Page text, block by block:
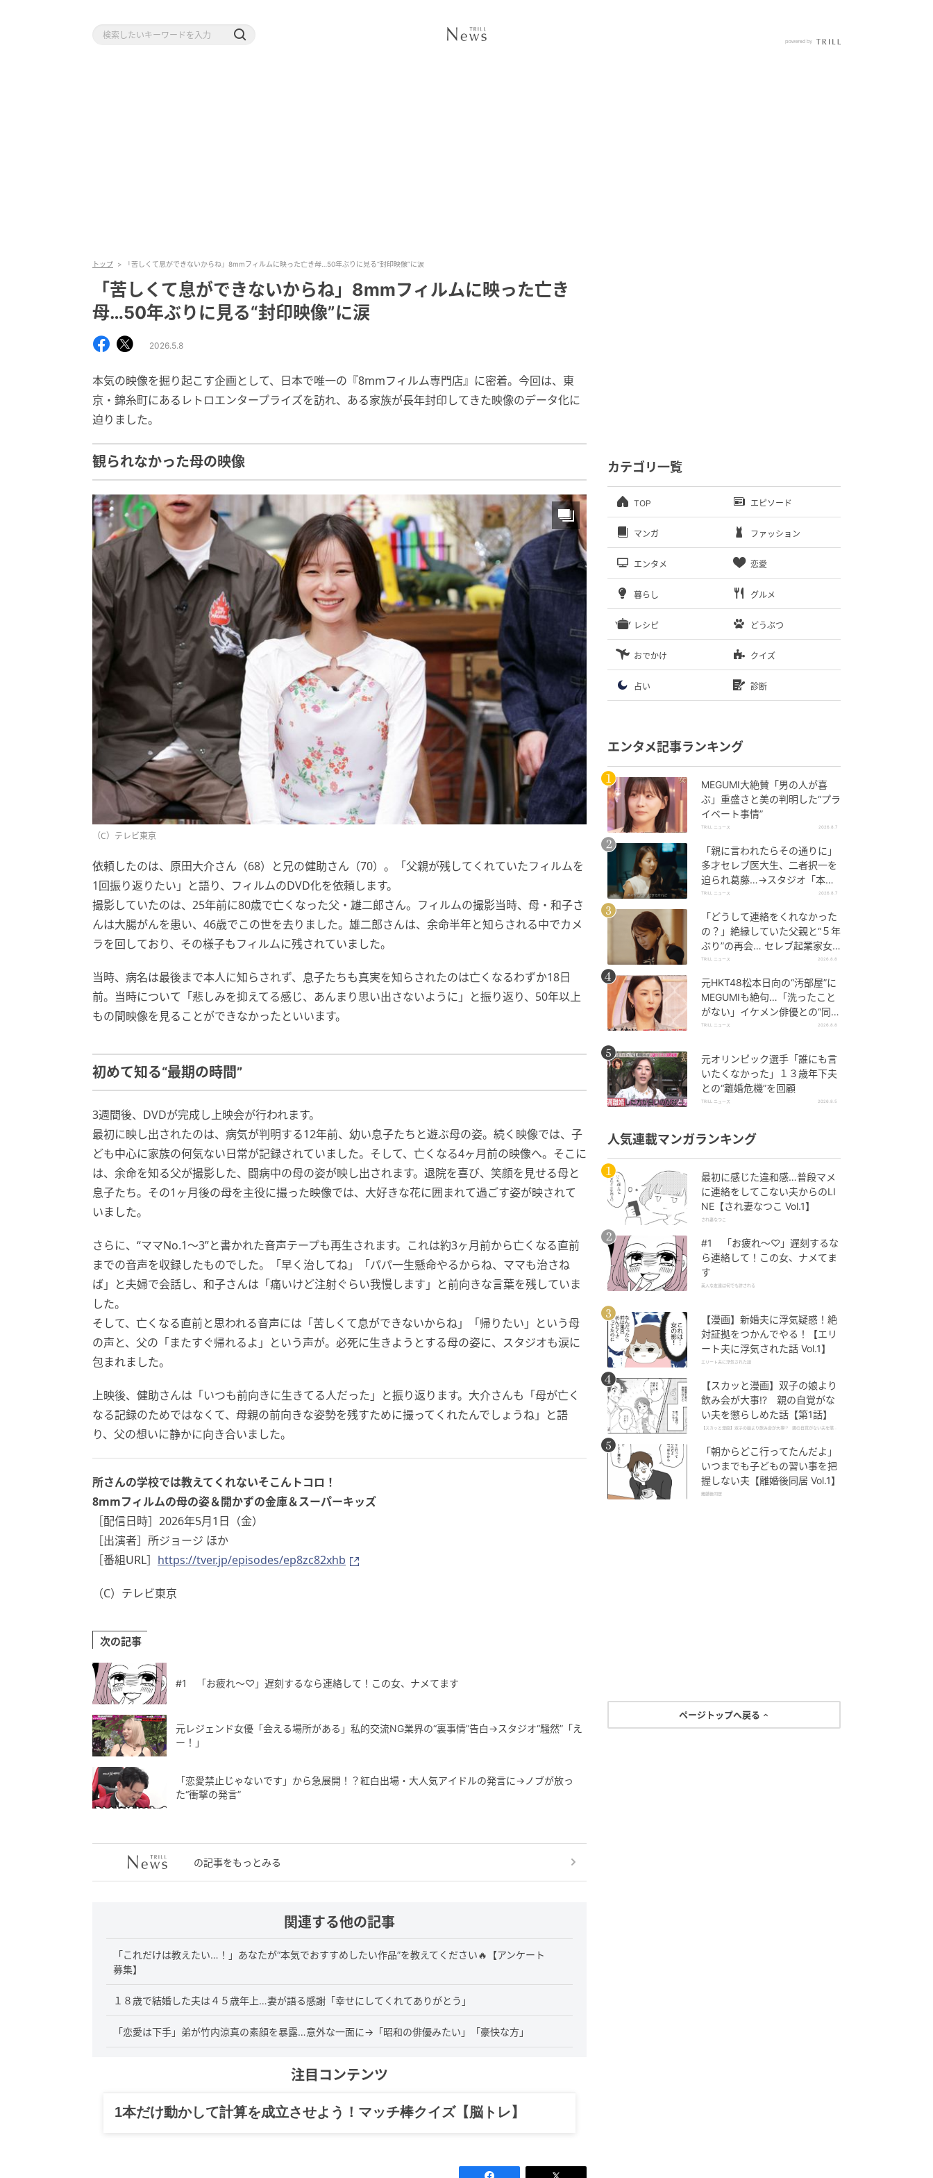
トップ 「苦しくて息ができないからね」8mmフィルムに映った亡き母…50年ぶりに見る“封印映像”に涙
「苦しくて息ができないからね」8mmフィルムに映った亡き
母…50年ぶりに見る“封印映像”に涙
2026.5.8
本気の映像を掘り起こす企画として、日本で唯一の『8mmフィルム専門店』に密着。今回は、東
京・錦糸町にあるレトロエンタープライズを訪れ、ある家族が長年封印してきた映像のデータ化に
迫りました。
観られなかった母の映像
（C）テレビ東京
依頼したのは、原田大介さん（68）と兄の健助さん（70）。「父親が残してくれていたフィルムを
1回振り返りたい」と語り、フィルムのDVD化を依頼します。
撮影していたのは、25年前に80歳で亡くなった父・雄二郎さん。フィルムの撮影当時、母・和子さ
んは大腸がんを患い、46歳でこの世を去りました。雄二郎さんは、余命半年と知らされる中でカメ
ラを回しており、その様子もフィルムに残されていました。
当時、病名は最後まで本人に知らされず、息子たちも真実を知らされたのは亡くなるわずか18日
前。当時について「悲しみを抑えてる感じ、あんまり思い出さないように」と振り返り、50年以上
もの間映像を見ることができなかったといいます。
初めて知る“最期の時間”
3週間後、DVDが完成し上映会が行われます。
最初に映し出されたのは、病気が判明する12年前、幼い息子たちと遊ぶ母の姿。続く映像では、子
ども中心に家族の何気ない日常が記録されていました。そして、亡くなる4ヶ月前の映像へ。そこに
は、余命を知る父が撮影した、闘病中の母の姿が映し出されます。退院を喜び、笑顔を見せる母と
息子たち。その1ヶ月後の母を主役に撮った映像では、大好きな花に囲まれて過ごす姿が映されて
いました。
さらに、“ママNo.1〜3”と書かれた音声テープも再生されます。これは約3ヶ月前から亡くなる直前
までの音声を収録したものでした。「早く治してね」「パパ一生懸命やるからね、ママも治さね
ば」と夫婦で会話し、和子さんは「痛いけど注射ぐらい我慢します」と前向きな言葉を残していま
した。
そして、亡くなる直前と思われる音声には「苦しくて息ができないからね」「帰りたい」という母
の声と、父の「またすぐ帰れるよ」という声が。必死に生きようとする母の姿に、スタジオも涙に
包まれました。
上映後、健助さんは「いつも前向きに生きてる人だった」と振り返ります。大介さんも「母が亡く
なる記録のためではなくて、母親の前向きな姿勢を残すために撮ってくれたんでしょうね」と語
り、父の想いに静かに向き合いました。
所さんの学校では教えてくれないそこんトコロ！
8mmフィルムの母の姿＆開かずの金庫＆スーパーキッズ
［配信日時］2026年5月1日（金）
［出演者］所ジョージ ほか
［番組URL］ https://tver.jp/episodes/ep8zc82xhb
（C）テレビ東京
次の記事
#1 「お疲れ〜♡」遅刻するなら連絡して！この女、ナメてます
元レジェンド女優「会える場所がある」私的交流NG業界の“裏事情”告白→スタジオ“騒然”「え
ー！」
「恋愛禁止じゃないです」から急展開！？紅白出場・大人気アイドルの発言に→ノブが放っ
た“衝撃の発言”
の記事をもっとみる
関連する他の記事
「これだけは教えたい…！」あなたが“本気でおすすめしたい作品”を教えてください🔥【アンケート
募集】
１８歳で結婚した夫は４５歳年上…妻が語る感謝「幸せにしてくれてありがとう」
「恋愛は下手」弟が竹内涼真の素顔を暴露…意外な一面に→「昭和の俳優みたい」「豪快な方」
注目コンテンツ
1本だけ動かして計算を成立させよう！マッチ棒クイズ【脳トレ】
カテゴリ一覧
TOP エピソード
マンガ ファッション
エンタメ 恋愛
暮らし グルメ
レシピ どうぶつ
おでかけ クイズ
占い 診断
エンタメ記事ランキング
MEGUMI大絶賛「男の人が喜
ぶ」重盛さと美の判明した“プラ
イベート事情”
TRILL ニュース 2026.8.7
「親に言われたらその通りに」
多才セレブ医大生、二者択一を
迫られ葛藤…→スタジオ「本当
に正解がない」
TRILL ニュース 2026.8.7
「どうして連絡をくれなかった
の？」絶縁していた父親と“５年
ぶり”の再会… セレブ起業家女
性、思わぬ展開に涙
TRILL ニュース 2026.8.8
元HKT48松本日向の“汚部屋”に
MEGUMIも絶句…「洗ったこと
がない」イケメン俳優との“同
棲”の結末とは
TRILL ニュース 2026.8.8
元オリンピック選手「誰にも言
いたくなかった」１３歳年下夫
との“離婚危機”を回顧
TRILL ニュース 2026.8.5
人気連載マンガランキング
最初に感じた違和感…普段マメ
に連絡をしてこない夫からのLI
NE【され妻なつこ Vol.1】
され妻なつこ
#1 「お疲れ〜♡」遅刻するな
ら連絡して！この女、ナメてま
す
美人な友達は何でも許される
【漫画】新婚夫に浮気疑惑！絶
対証拠をつかんでやる！【エリ
ート夫に浮気された話 Vol.1】
エリート夫に浮気された話
【スカッと漫画】双子の娘より
飲み会が大事!? 親の自覚がな
い夫を懲らしめた話【第1話】
【スカッと漫画】双子の娘より飲み会が大事!? 親の自覚がない夫を懲ら
「朝からどこ行ってたんだよ」
いつまでも子どもの習い事を把
握しない夫【離婚後同居 Vol.1】
離婚後同居
ページトップへ戻る